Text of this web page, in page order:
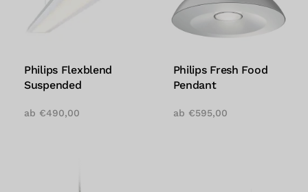
Philips Flexblend
Suspended
ab €490,00
Philips Fresh Food
Pendant
ab €595,00